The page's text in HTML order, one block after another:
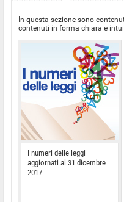
In questa sezione sono
contenuti in forma chiara e
I numeri delle leggi
aggiornati al 31 dicembre
2017